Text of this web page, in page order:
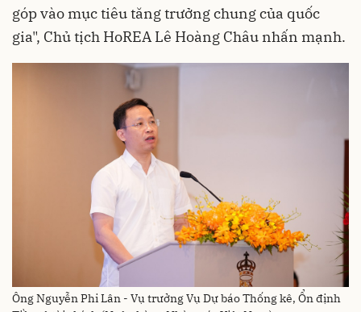
góp vào mục tiêu tăng trưởng chung của quốc
gia", Chủ tịch HoREA Lê Hoàng Châu nhấn mạnh.
Ông Nguyễn Phi Lân - Vụ trưởng Vụ Dự báo Thống kê, Ổn định